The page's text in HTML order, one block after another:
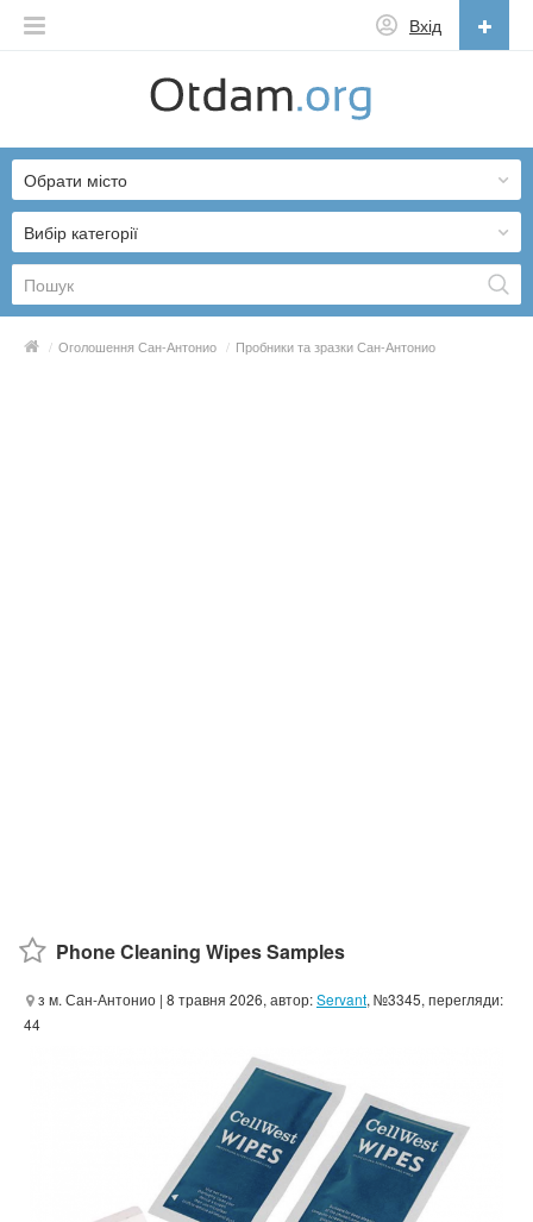
Вхід
English
Русский
Українська
Вибір категорії
Обрати місто
/ Оголошення Сан-Антонио / Пробники та зразки Сан-Антонио
Phone Cleaning Wipes Samples
з м. Сан-Антонио | 8 травня 2026, автор:Servant, №3345, перегляди:
44